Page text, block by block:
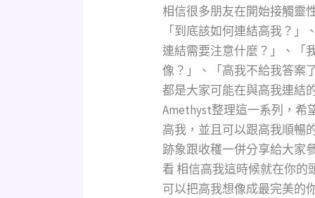
相信很多朋友在開始接觸靈
「到底該如何連結高我？
連結需要注意什麼？」、「
像？」、「高我不給我答案
都是大家可能在與高我連結
Amethyst整理這一系列，希
高我，並且可以跟高我順暢
跡象跟收穫一併分享給大家
看 相信高我這時候就在你的
可以把高我想像成最完美的
高
我
重
點
懶
人
包，
成
為
先